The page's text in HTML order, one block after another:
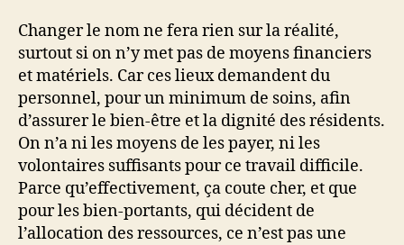
Changer le nom ne fera rien sur la réalité,
surtout si on n’y met pas de moyens financiers
et matériels. Car ces lieux demandent du
personnel, pour un minimum de soins, afin
d’assurer le bien-être et la dignité des résidents.
On n’a ni les moyens de les payer, ni les
volontaires suffisants pour ce travail difficile.
Parce qu’effectivement, ça coute cher, et que
pour les bien-portants, qui décident de
l’allocation des ressources, ce n’est pas une